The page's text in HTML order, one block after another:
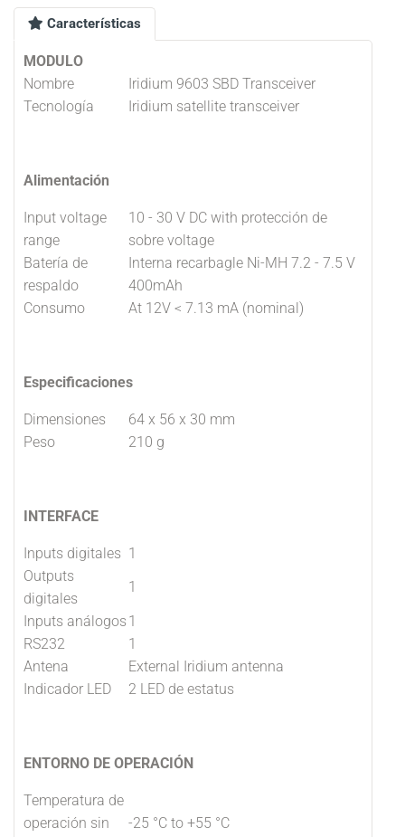
Características
MODULO
Nombre
Iridium 9603 SBD Transceiver
Tecnología
Iridium satellite transceiver
Alimentación
Input voltage
range
10 - 30 V DC with protección de
sobre voltage
Batería de
respaldo
Interna recarbagle Ni-MH 7.2 - 7.5 V
400mAh
Consumo
At 12V < 7.13 mA (nominal)
Especificaciones
Dimensiones
64 x 56 x 30 mm
Peso
210 g
INTERFACE
Inputs digitales 1
Outputs
digitales
1
Inputs análogos1
RS232
1
Antena
External Iridium antenna
Indicador LED
2 LED de estatus
ENTORNO DE OPERACIÓN
Temperatura de
operación sin
-25 °C to +55 °C